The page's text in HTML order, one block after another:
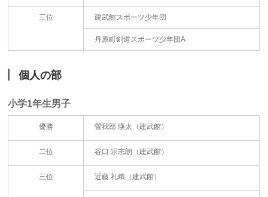
三位 建武館スポーツ少年団
丹原町剣道スポーツ少年団A
個人の部
小学1年生男子
優勝 曽我部 瑛太（建武館）
二位 谷口 宗志朗（建武館）
三位 近藤 礼峨（建武館）